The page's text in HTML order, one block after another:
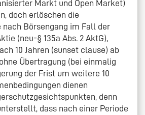
Markt und Open Market)
doch erlöschen die
Börsengang im Fall der
(neu-§ 135a Abs. 2 AktG),
10 Jahren (sunset clause) ab
Übertragung (bei einmalig
der Frist um weitere 10
dienen
denn
dass nach einer Periode